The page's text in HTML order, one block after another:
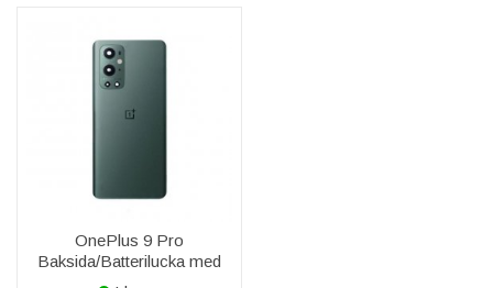
OnePlus 9 Pro
Baksida/Batterilucka med
tejp - Grön